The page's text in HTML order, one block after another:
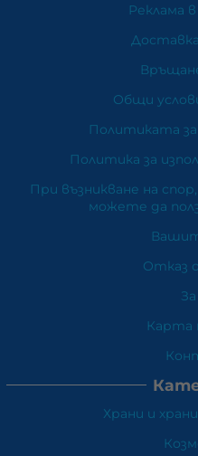
Реклама
Общи
Политиката
Политика за
При възникване на
можете да
Отказ
Карта
Храни и